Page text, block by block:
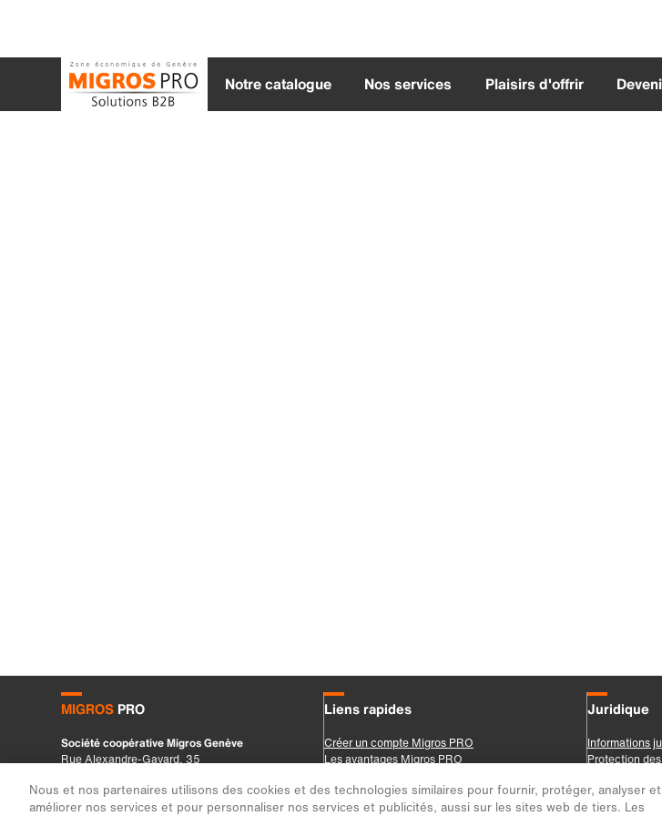
Nous et nos partenaires utilisons des cookies et des technologies similaires pour fournir, protéger, analyser et
améliorer nos services et pour personnaliser nos services et publicités, aussi sur les sites web de tiers. Les